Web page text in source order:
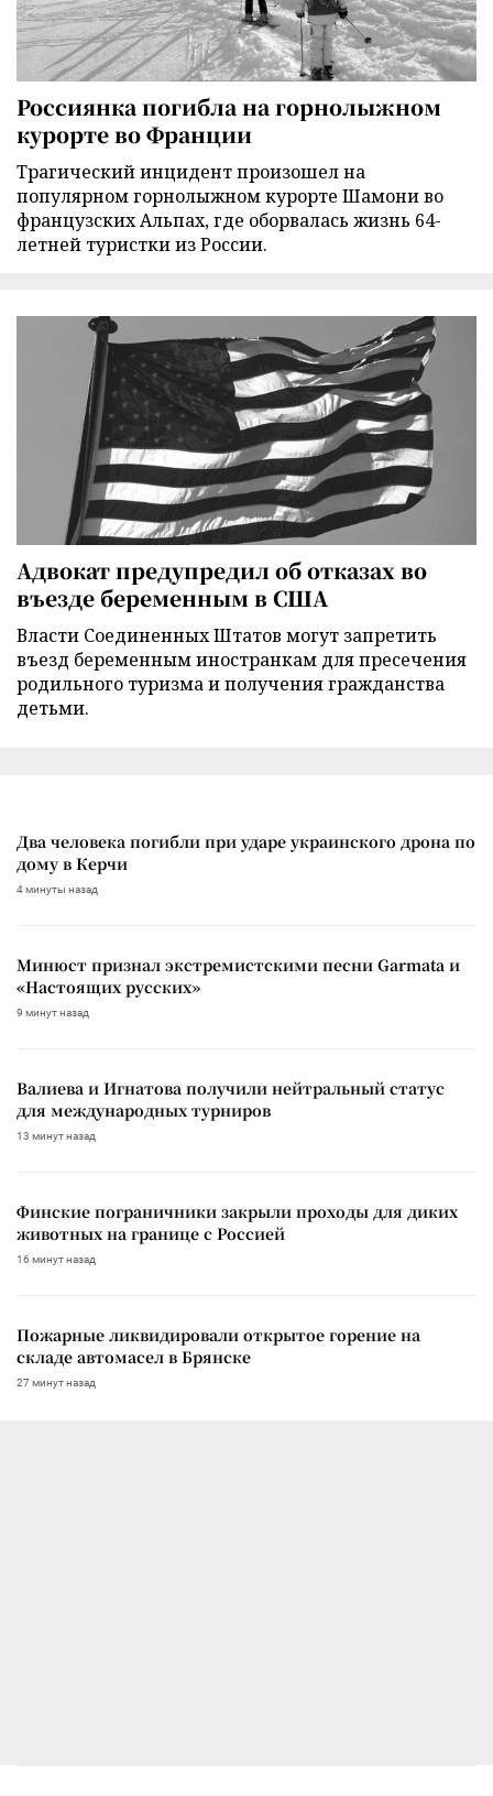
Россиянка погибла на горнолыжном
курорте во Франции
Трагический инцидент произошел на
популярном горнолыжном курорте Шамони во
французских Альпах, где оборвалась жизнь 64-
летней туристки из России.
Адвокат предупредил об отказах во
въезде беременным в США
Власти Соединенных Штатов могут запретить
въезд беременным иностранкам для пресечения
родильного туризма и получения гражданства
детьми.
Два человека погибли при ударе украинского дрона по
дому в Керчи
4 минуты назад
Минюст признал экстремистскими песни Garmata и
«Настоящих русских»
9 минут назад
Валиева и Игнатова получили нейтральный статус
для международных турниров
13 минут назад
Финские пограничники закрыли проходы для диких
животных на границе с Россией
16 минут назад
Пожарные ликвидировали открытое горение на
складе автомасел в Брянске
27 минут назад